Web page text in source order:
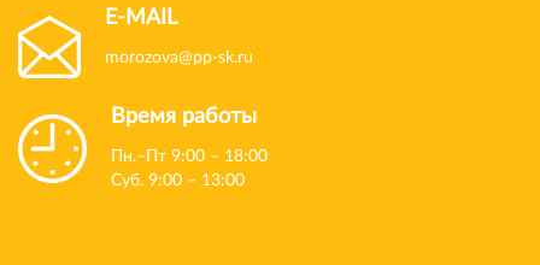
E-MAIL
morozova@pp-sk.ru
Время работы
Пн.–Пт 9:00 – 18:00
Суб. 9:00 – 13:00